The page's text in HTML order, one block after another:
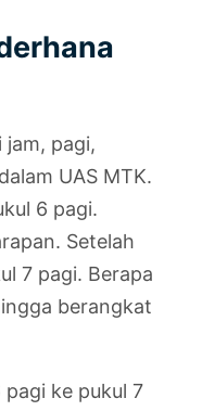
pagi,
UAS MTK.
6 pagi.
Setelah
7 pagi. Berapa
berangkat
pagi ke pukul 7